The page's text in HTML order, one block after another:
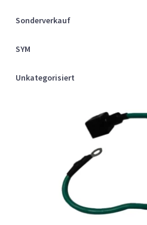
Sonderverkauf
SYM
Unkategorisiert